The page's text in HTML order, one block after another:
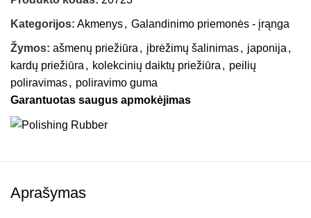
Kategorijos: Akmenys, Galandinimo priemonės - įrąnga
Žymos: ašmenų priežiūra , įbrėžimų šalinimas, japonija ,
kardų priežiūra , kolekcinių daiktų priežiūra , peilių
poliravimas, poliravimo guma
Garantuotas saugus apmokėjimas
Aprašymas